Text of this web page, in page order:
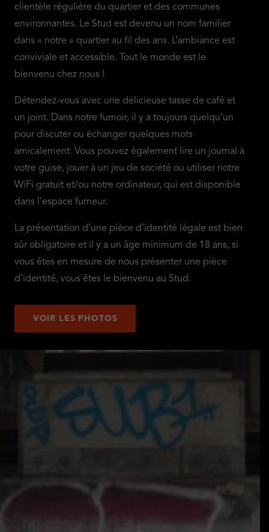
clientèle régulière du quartier et des communes
environnantes. Le Stud est devenu un nom familier
dans « notre » quartier au fil des ans. L’ambiance est
conviviale et accessible. Tout le monde est le
bienvenu chez nous !
Détendez-vous avec une délicieuse tasse de café et
un joint. Dans notre fumoir, il y a toujours quelqu’un
pour discuter ou échanger quelques mots
amicalement. Vous pouvez également lire un journal à
votre guise, jouer à un jeu de société ou utiliser notre
WiFi gratuit et/ou notre ordinateur, qui est disponible
dans l’espace fumeur.
La présentation d’une pièce d’identité légale est bien
sûr obligatoire et il y a un âge minimum de 18 ans, si
vous êtes en mesure de nous présenter une pièce
d’identité, vous êtes le bienvenu au Stud.
VOIR LES PHOTOS